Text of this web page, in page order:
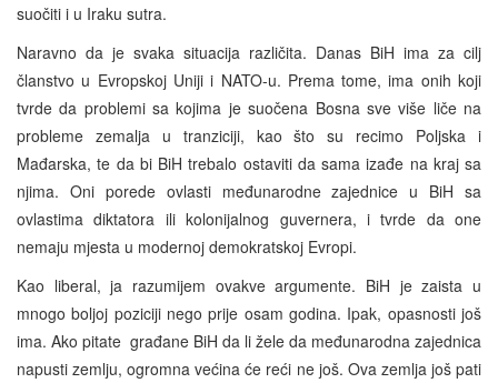
suočiti i u Iraku sutra.
Naravno da je svaka situacija različita. Danas BiH ima za cilj
članstvo u Evropskoj Uniji i NATO-u. Prema tome, ima onih koji
tvrde da problemi sa kojima je suočena Bosna sve više liče na
probleme zemalja u tranziciji, kao što su recimo Poljska i
Mađarska, te da bi BiH trebalo ostaviti da sama izađe na kraj sa
njima. Oni porede ovlasti međunarodne zajednice u BiH sa
ovlastima diktatora ili kolonijalnog guvernera, i tvrde da one
nemaju mjesta u modernoj demokratskoj Evropi.
Kao liberal, ja razumijem ovakve argumente. BiH je zaista u
mnogo boljoj poziciji nego prije osam godina. Ipak, opasnosti još
ima. Ako pitate građane BiH da li žele da međunarodna zajednica
napusti zemlju, ogromna većina će reći ne još. Ova zemlja još pati